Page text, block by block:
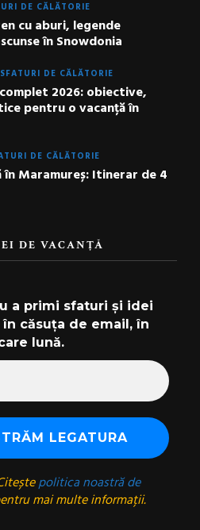
DE CĂLĂTORIE
cu aburi, legende
în Snowdonia
SFATURI DE CĂLĂTORIE
2026: obiective,
pentru o vacanță în
DE CĂLĂTORIE
în Maramureș: Itinerar de 4
DE VACANȚĂ
a primi sfaturi și idei
căsuța de email, în
lună.
politica noastră de
mai multe informații.